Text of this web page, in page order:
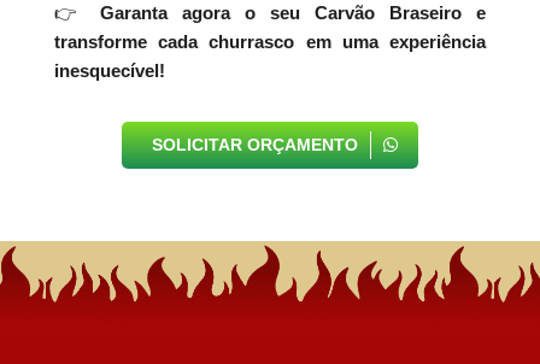
👉
Garanta agora o seu Carvão Braseiro e
transforme cada churrasco em uma experiência
inesquecível!
SOLICITAR ORÇAMENTO